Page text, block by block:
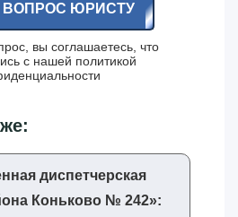
ВОПРОС ЮРИСТУ
вы соглашаетесь, что
с нашей политикой
диспетчерская
Коньково № 242»‎: